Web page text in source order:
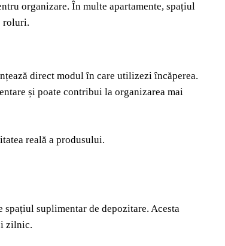
organizare. În multe apartamente, spațiul
roluri.
direct modul în care utilizezi încăperea.
și poate contribui la organizarea mai
reală a produsului.
spațiul suplimentar de depozitare. Acesta
zilnic.